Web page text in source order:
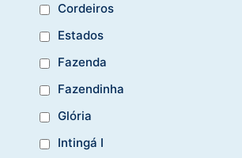
Cordeiros
Estados
Fazenda
Fazendinha
Glória
Intingá I